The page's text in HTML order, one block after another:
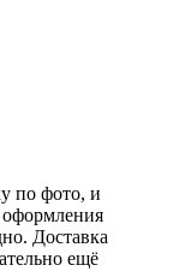
по фото, и
оформления
Доставка
ещё